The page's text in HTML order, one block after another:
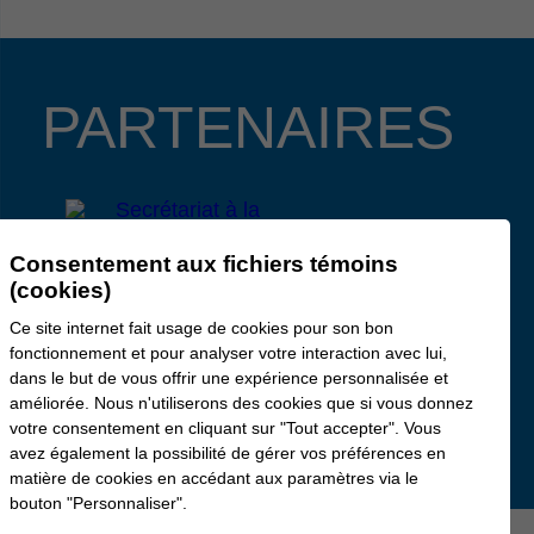
PARTENAIRES
Consentement aux fichiers témoins
(cookies)
Ce site internet fait usage de cookies pour son bon
fonctionnement et pour analyser votre interaction avec lui,
dans le but de vous offrir une expérience personnalisée et
améliorée. Nous n'utiliserons des cookies que si vous donnez
votre consentement en cliquant sur "Tout accepter". Vous
avez également la possibilité de gérer vos préférences en
matière de cookies en accédant aux paramètres via le
bouton "Personnaliser".